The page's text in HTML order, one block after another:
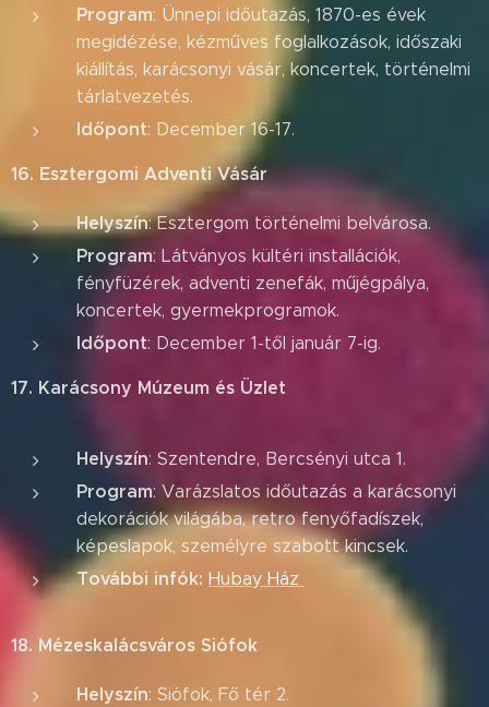
Program: Ünnepi időutazás, 1870-es évek
megidézése, kézműves foglalkozások, időszaki
kiállítás, karácsonyi vásár, koncertek, történelmi
tárlatvezetés.
Időpont: December 16-17.
16. Esztergomi Adventi Vásár
Helyszín: Esztergom történelmi belvárosa.
Program: Látványos kültéri installációk,
fényfüzérek, adventi zenefák, műjégpálya,
koncertek, gyermekprogramok.
Időpont: December 1-től január 7-ig.
17. Karácsony Múzeum és Üzlet
Helyszín: Szentendre, Bercsényi utca 1.
Program: Varázslatos időutazás a karácsonyi
dekorációk világába, retro fenyőfadíszek,
képeslapok, személyre szabott kincsek.
További infók: Hubay Ház
18. Mézeskalácsváros Siófok
Helyszín: Siófok, Fő tér 2.